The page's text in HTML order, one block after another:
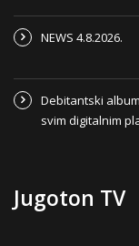
NEWS 4.8.2026.
Debitantski
svim digitalnim
Jugoton TV